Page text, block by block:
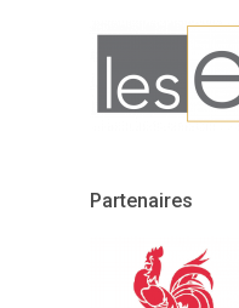
Partenaires